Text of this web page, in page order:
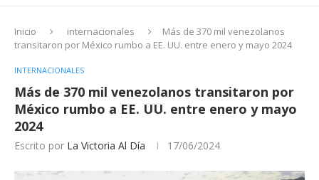
Inicio internacionales
Más de 370 mil venezolanos
transitaron por México rumbo a EE. UU. entre enero y mayo 2024
INTERNACIONALES
Más de 370 mil venezolanos transitaron por
México rumbo a EE. UU. entre enero y mayo
2024
Escrito por La Victoria Al Día 17/06/2024